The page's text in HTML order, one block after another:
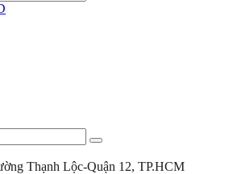
Thạnh Lộc-Quận 12, TP.HCM